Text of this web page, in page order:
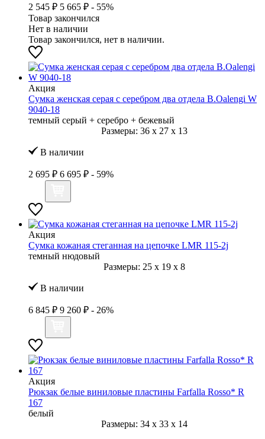
2 545 ₽ 5 665 ₽ - 55%
Товар закончился
Нет в наличии
Товар закончился, нет в наличии.
Акция
Сумка женская серая с серебром два отдела B.Oalengi W
9040-18
темный серый + серебро + бежевый
Размеры: 36 x 27 x 13
В наличии
2 695 ₽ 6 695 ₽ - 59%
Акция
Сумка кожаная стеганная на цепочке LMR 115-2j
темный нюдовый
Размеры: 25 x 19 x 8
В наличии
6 845 ₽ 9 260 ₽ - 26%
Акция
Рюкзак белые виниловые пластины Farfalla Rosso* R
167
белый
Размеры: 34 x 33 x 14